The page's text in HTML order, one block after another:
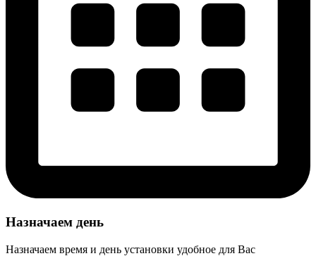
Назначаем день
Назначаем время и день установки удобное для Вас